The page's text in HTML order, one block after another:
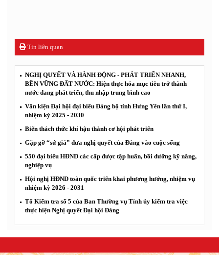
Tin liên quan
NGHỊ QUYẾT VÀ HÀNH ĐỘNG - PHÁT TRIỂN NHANH,
BỀN VỮNG ĐẤT NƯỚC: Hiện thực hóa mục tiêu trở thành
nước đang phát triển, thu nhập trung bình cao
Văn kiện Đại hội đại biểu Đảng bộ tỉnh Hưng Yên lần thứ I,
nhiệm kỳ 2025 - 2030
Biến thách thức khí hậu thành cơ hội phát triển
Gặp gỡ “sứ giả” đưa nghị quyết của Đảng vào cuộc sống
550 đại biểu HĐND các cấp được tập huấn, bồi dưỡng kỹ năng,
nghiệp vụ
Hội nghị HĐND toàn quốc triển khai phương hướng, nhiệm vụ
nhiệm kỳ 2026 - 2031
Tổ Kiểm tra số 5 của Ban Thường vụ Tỉnh ủy kiểm tra việc
thực hiện Nghị quyết Đại hội Đảng